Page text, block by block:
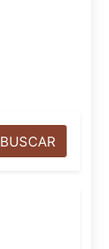
BUSCAR